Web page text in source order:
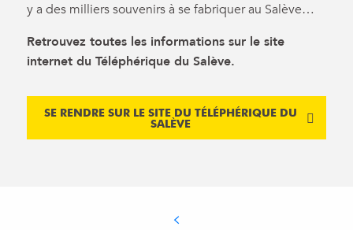
y a des milliers souvenirs à se fabriquer au Salève…
Retrouvez toutes les informations sur le site
internet du Téléphérique du Salève.
SE RENDRE SUR LE SITE DU TÉLÉPHÉRIQUE DU
SALÈVE